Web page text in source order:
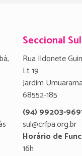
Seccional Sul
Rua Ildonete
Lt 19
Jardim
68552-185
(94) 99203-
sul@crfpa.org.br
Horário de
16h